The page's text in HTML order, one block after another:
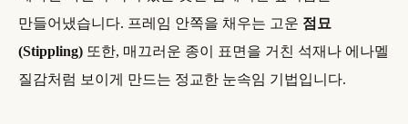
만들어냈습니다. 프레임 안쪽을 채우는 고운 점묘
(Stippling)또한, 매끄러운 종이 표면을 거친 석재나 에나멜
질감처럼 보이게 만드는 정교한 눈속임 기법입니다.